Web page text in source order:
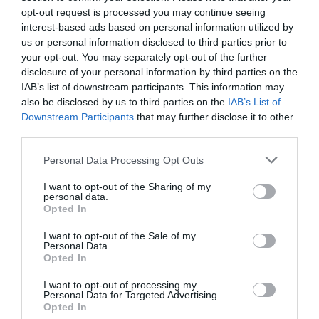
opt-out request is processed you may continue seeing
interest-based ads based on personal information utilized by
us or personal information disclosed to third parties prior to
your opt-out. You may separately opt-out of the further
disclosure of your personal information by third parties on the
IAB’s list of downstream participants. This information may
also be disclosed by us to third parties on the IAB’s List of
Downstream Participants that may further disclose it to other
Please note that this website/app uses one or more Google
not limited to your visit or usage behaviour. You may click to
grant or deny consent to Google and its third-party tags to
use your data for below specified purposes in below Google
consent section.
Personal Data Processing Opt Outs
I want to opt-out of the Sharing of my
personal data.
Opted In
I want to opt-out of the Sale of my
Personal Data.
Opted In
I want to opt-out of processing my
Personal Data for Targeted Advertising.
Opted In
Bonne Maman®,
fabriqués à partir d'ingrédients traditionnels.
www.bonne-maman.com
© Bonne Maman® | Crédits Photos : © Charlie Cocotte/Bonne Maman®
| Tous droits de reproduction réservés
Mots-clés Biscuits à la Cuillère Bonne Maman Cheesecake
Mangue
ÇA PEUT AUSSI VOUS INTÉRESSER